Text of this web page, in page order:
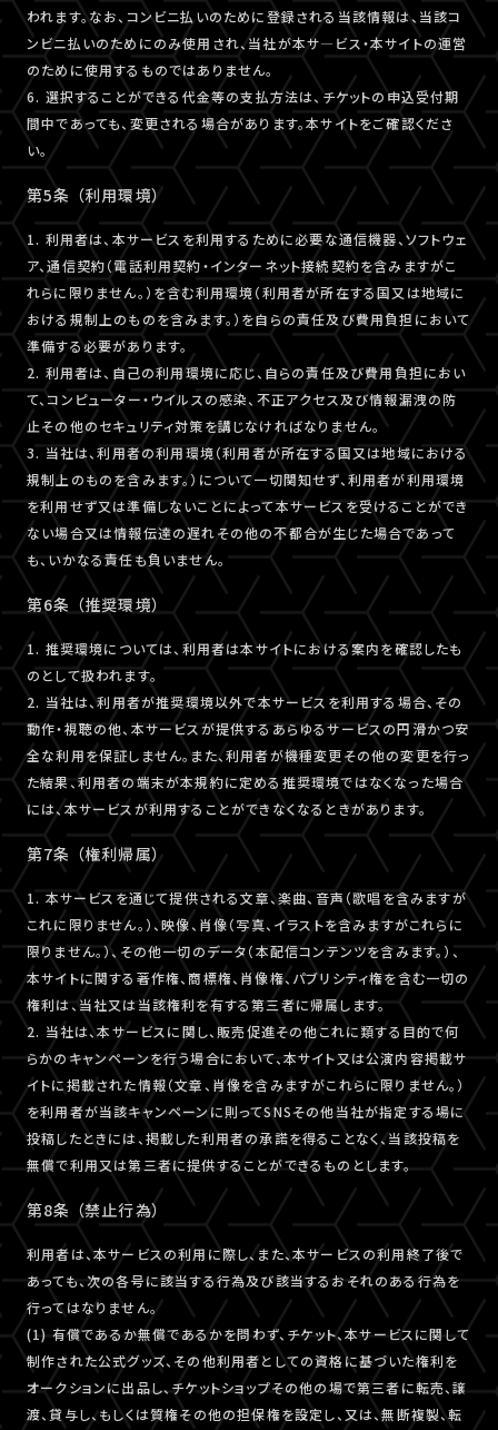
われます。なお、コンビニ払いのために登録される当該情報は、当該コ
ンビニ払いのためにのみ使用され、当社が本サ―ビス・本サイトの運営
のために使用するものではありません。
6. 選択することができる代金等の支払方法は、チケットの申込受付期
間中であっても、変更される場合があります。本サイトをご確認くださ
い。
第5条 （利用環境）
1. 利用者は、本サービスを利用するために必要な通信機器、ソフトウェ
ア、通信契約（電話利用契約・インターネット接続契約を含みますがこ
れらに限りません。）を含む利用環境（利用者が所在する国又は地域に
おける規制上のものを含みます。）を自らの責任及び費用負担において
準備する必要があります。
2. 利用者は、自己の利用環境に応じ、自らの責任及び費用負担におい
て、コンピューター・ウイルスの感染、不正アクセス及び情報漏洩の防
止その他のセキュリティ対策を講じなければなりません。
3. 当社は、利用者の利用環境（利用者が所在する国又は地域における
規制上のものを含みます。）について一切関知せず、利用者が利用環境
を利用せず又は準備しないことによって本サービスを受けることができ
ない場合又は情報伝達の遅れその他の不都合が生じた場合であって
も、いかなる責任も負いません。
第6条 （推奨環境）
1. 推奨環境については、利用者は本サイトにおける案内を確認したも
のとして扱われます。
2. 当社は、利用者が推奨環境以外で本サービスを利用する場合、その
動作・視聴の他、本サービスが提供するあらゆるサービスの円滑かつ安
全な利用を保証しません。また、利用者が機種変更その他の変更を行っ
た結果、利用者の端末が本規約に定める推奨環境ではなくなった場合
には、本サービスが利用することができなくなるときがあります。
第7条 （権利帰属）
1. 本サービスを通じて提供される文章、楽曲、音声（歌唱を含みますが
これに限りません。）、映像、肖像（写真、イラストを含みますがこれらに
限りません。）、その他一切のデータ（本配信コンテンツを含みます。）、
本サイトに関する著作権、商標権、肖像権、パブリシティ権を含む一切の
権利は、当社又は当該権利を有する第三者に帰属します。
2. 当社は、本サービスに関し、販売促進その他これに類する目的で何
らかのキャンペーンを行う場合において、本サイト又は公演内容掲載サ
イトに掲載された情報（文章、肖像を含みますがこれらに限りません。）
を利用者が当該キャンペーンに則ってSNSその他当社が指定する場に
投稿したときには、掲載した利用者の承諾を得ることなく、当該投稿を
無償で利用又は第三者に提供することができるものとします。
第8条 （禁止行為）
利用者は、本サービスの利用に際し、また、本サービスの利用終了後で
あっても、次の各号に該当する行為及び該当するおそれのある行為を
行ってはなりません。
(1) 有償であるか無償であるかを問わず、チケット、本サービスに関して
制作された公式グッズ、その他利用者としての資格に基づいた権利を
オークションに出品し、チケットショップその他の場で第三者に転売、譲
渡、貸与し、もしくは質権その他の担保権を設定し、又は、無断複製、転